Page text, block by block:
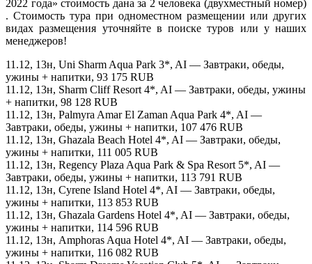
2022 года» стоимость дана за 2 человека (двухместный номер)
. Стоимость тура при одноместном размещении или других
видах размещения уточняйте в поиске туров или у наших
менеджеров!
11.12, 13н, Uni Sharm Aqua Park 3*, AI — Завтраки, обеды,
ужины + напитки, 93 175 RUB
11.12, 13н, Sharm Cliff Resort 4*, AI — Завтраки, обеды, ужины
+ напитки, 98 128 RUB
11.12, 13н, Palmyra Amar El Zaman Aqua Park 4*, AI —
Завтраки, обеды, ужины + напитки, 107 476 RUB
11.12, 13н, Ghazala Beach Hotel 4*, AI — Завтраки, обеды,
ужины + напитки, 111 005 RUB
11.12, 13н, Regency Plaza Aqua Park & Spa Resort 5*, AI —
Завтраки, обеды, ужины + напитки, 113 791 RUB
11.12, 13н, Cyrene Island Hotel 4*, AI — Завтраки, обеды,
ужины + напитки, 113 853 RUB
11.12, 13н, Ghazala Gardens Hotel 4*, AI — Завтраки, обеды,
ужины + напитки, 114 596 RUB
11.12, 13н, Amphoras Aqua Hotel 4*, AI — Завтраки, обеды,
ужины + напитки, 116 082 RUB